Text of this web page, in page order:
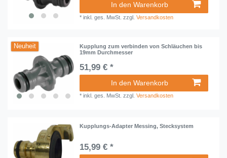
In den Warenkorb
*inkl. ges. MwSt. zzgl.Versandkosten
Neuheit
Kupplung zum verbinden von Schläuchen bis
19mm Durchmesser
51,99 € *
In den Warenkorb
*inkl. ges. MwSt. zzgl.Versandkosten
Kupplungs-Adapter Messing, Stecksystem
15,99 € *